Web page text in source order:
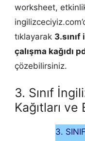
worksheet,
tıklayarak
çalışma kağıdı
çözebilirsiniz.
3. Sınıf
Kağıtları
3.